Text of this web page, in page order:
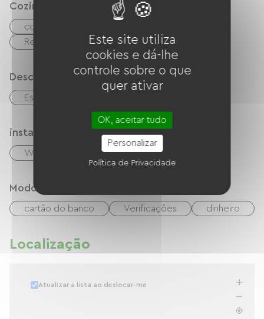
Cozinha
cozinha pequena
Refrigerador
Descrição
Estacionamento
instalações
Wi-Fi grátis TV Garden Lounge
Modos de paiement
cartão do banco Verificações dinheiro
Localização
Atualizar a lista ao deslocar-me
Este site utiliza
cookies e dá-lhe
controle sobre o que
quer ativar
OK, aceitar tudo
Personalizar
Política de Privacidade